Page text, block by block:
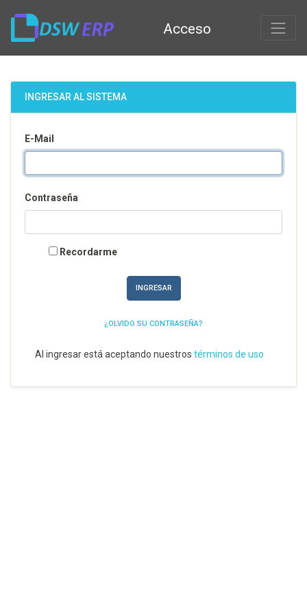
Acceso
INGRESAR AL SISTEMA
E-Mail
Contraseña
Recordarme
INGRESAR
¿OLVIDO SU CONTRASEÑA?
Al ingresar está aceptando nuestros términos de uso